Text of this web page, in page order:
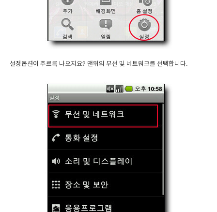
설정옵션이 주르륵 나오지요? 맨위의 무선 및 네트워크를 선택합니다.